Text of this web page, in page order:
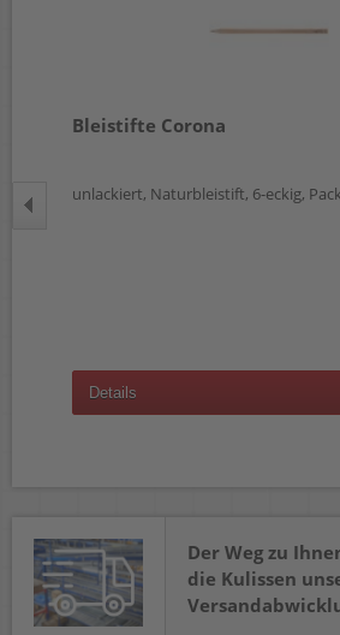
Bleistifte Corona
unlackiert, Naturbleistift, 6-eckig,
Details
Der Weg zu
die Kulissen